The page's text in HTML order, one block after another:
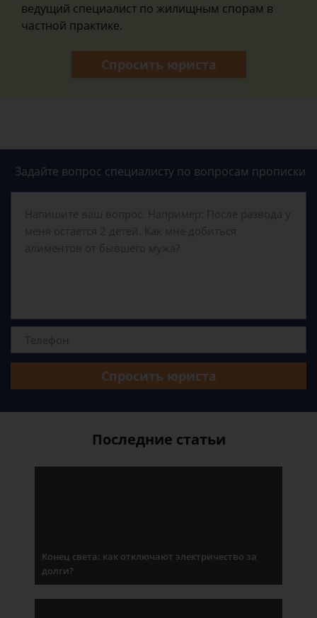
ведущий специалист по жилищным спорам в
частной практике.
Спросить юриста
Задайте вопрос специалисту по вопросам прописки
Спросить юриста
Последние статьи
Конец света: как отключают электричество за
долги?